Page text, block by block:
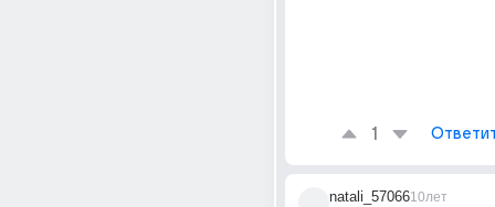
1
natali_5706610лет